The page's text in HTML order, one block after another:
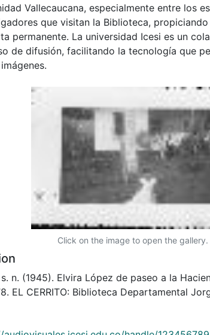
Vallecaucana, especialmente entre los
que visitan la Biblioteca,
permanente. La universidad Icesi es un
de difusión, facilitando la tecnología que
Click on the image to open the gallery.
s. n. (1945). Elvira López de paseo a la
EL CERRITO: Biblioteca Departamental